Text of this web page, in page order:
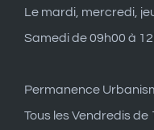
Le mardi, mercredi,
Samedi de 09h00 à
Permanence
Tous les Vendredis de